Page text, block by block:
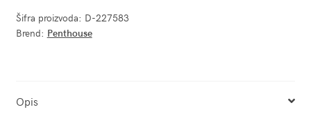
Šifra proizvoda: D-227583
Brend: Penthouse
Opis